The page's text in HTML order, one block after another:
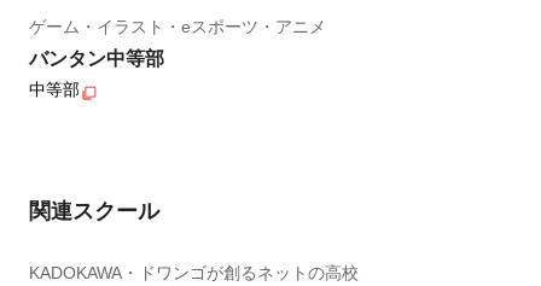
ゲーム・イラスト・eスポーツ・アニメ
バンタン中等部
中等部
関連スクール
KADOKAWA・ドワンゴが創るネットの高校